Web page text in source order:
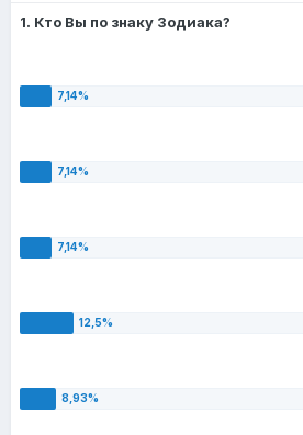
1. Кто Вы по знаку Зодиака?